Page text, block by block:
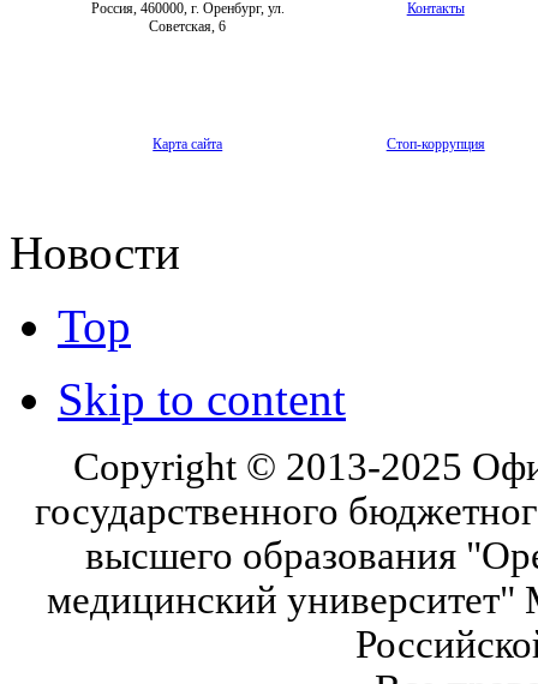
Россия, 460000, г. Оренбург, ул.
Советская, 6
Контакты
Карта сайта Стоп-коррупция
Новости
Top
Skip to content
Copyright © 2013-2025
государственного
высшего образования
медицинский университет"